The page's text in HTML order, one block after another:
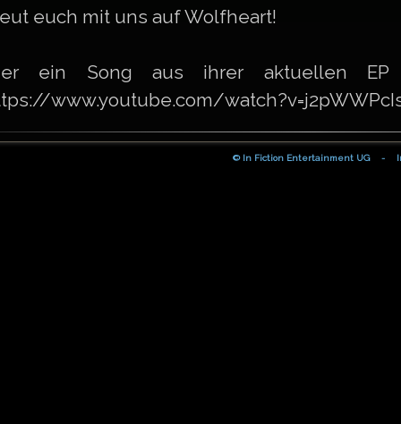
euch mit uns auf Wolfheart!
ein Song aus ihrer aktuellen EP
www.youtube.com/
© In Fiction Entertainment UG -